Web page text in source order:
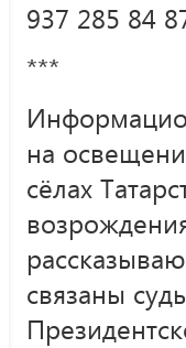
937 285 84
***
на
сёлах
связаны